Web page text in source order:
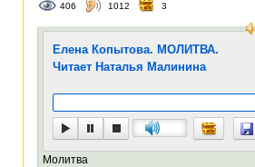
406 1012 3
Елена Копытова. МОЛИТВА.
Читает Наталья Малинина
Молитва